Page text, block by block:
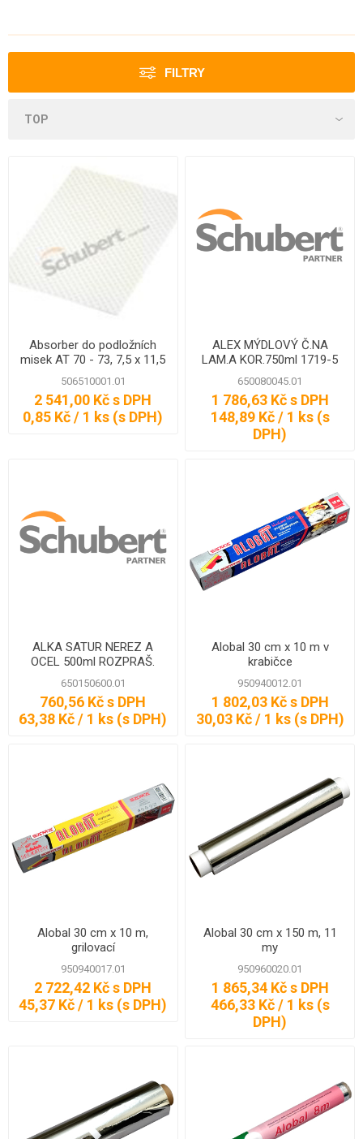
FILTRY
Absorber do podložních
misek AT 70 - 73, 7,5 x 11,5
cm, 3000 ks
506510001.01
2 541,00 Kč s DPH
0,85 Kč / 1 ks (s DPH)
ALEX MÝDLOVÝ Č.NA
LAM.A KOR.750ml 1719-5
650080045.01
1 786,63 Kč s DPH
148,89 Kč / 1 ks (s
DPH)
ALKA SATUR NEREZ A
OCEL 500ml ROZPRAŠ.
650150600.01
760,56 Kč s DPH
63,38 Kč / 1 ks (s DPH)
Alobal 30 cm x 10 m v
krabičce
950940012.01
1 802,03 Kč s DPH
30,03 Kč / 1 ks (s DPH)
Alobal 30 cm x 10 m,
grilovací
950940017.01
2 722,42 Kč s DPH
45,37 Kč / 1 ks (s DPH)
Alobal 30 cm x 150 m, 11
my
950960020.01
1 865,34 Kč s DPH
466,33 Kč / 1 ks (s
DPH)